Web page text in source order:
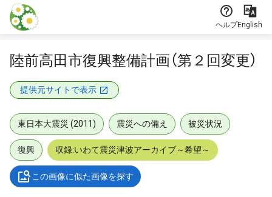
本文に飛ぶ
ヘルプEnglish
陸前高田市復興整備計画（第２回変更）
提供元サイトで表示
東日本大震災 (2011) 震災への備え 被災状況
復興 収録:いわて震災津波アーカイブ～希望～
この画像に似た画像を探す